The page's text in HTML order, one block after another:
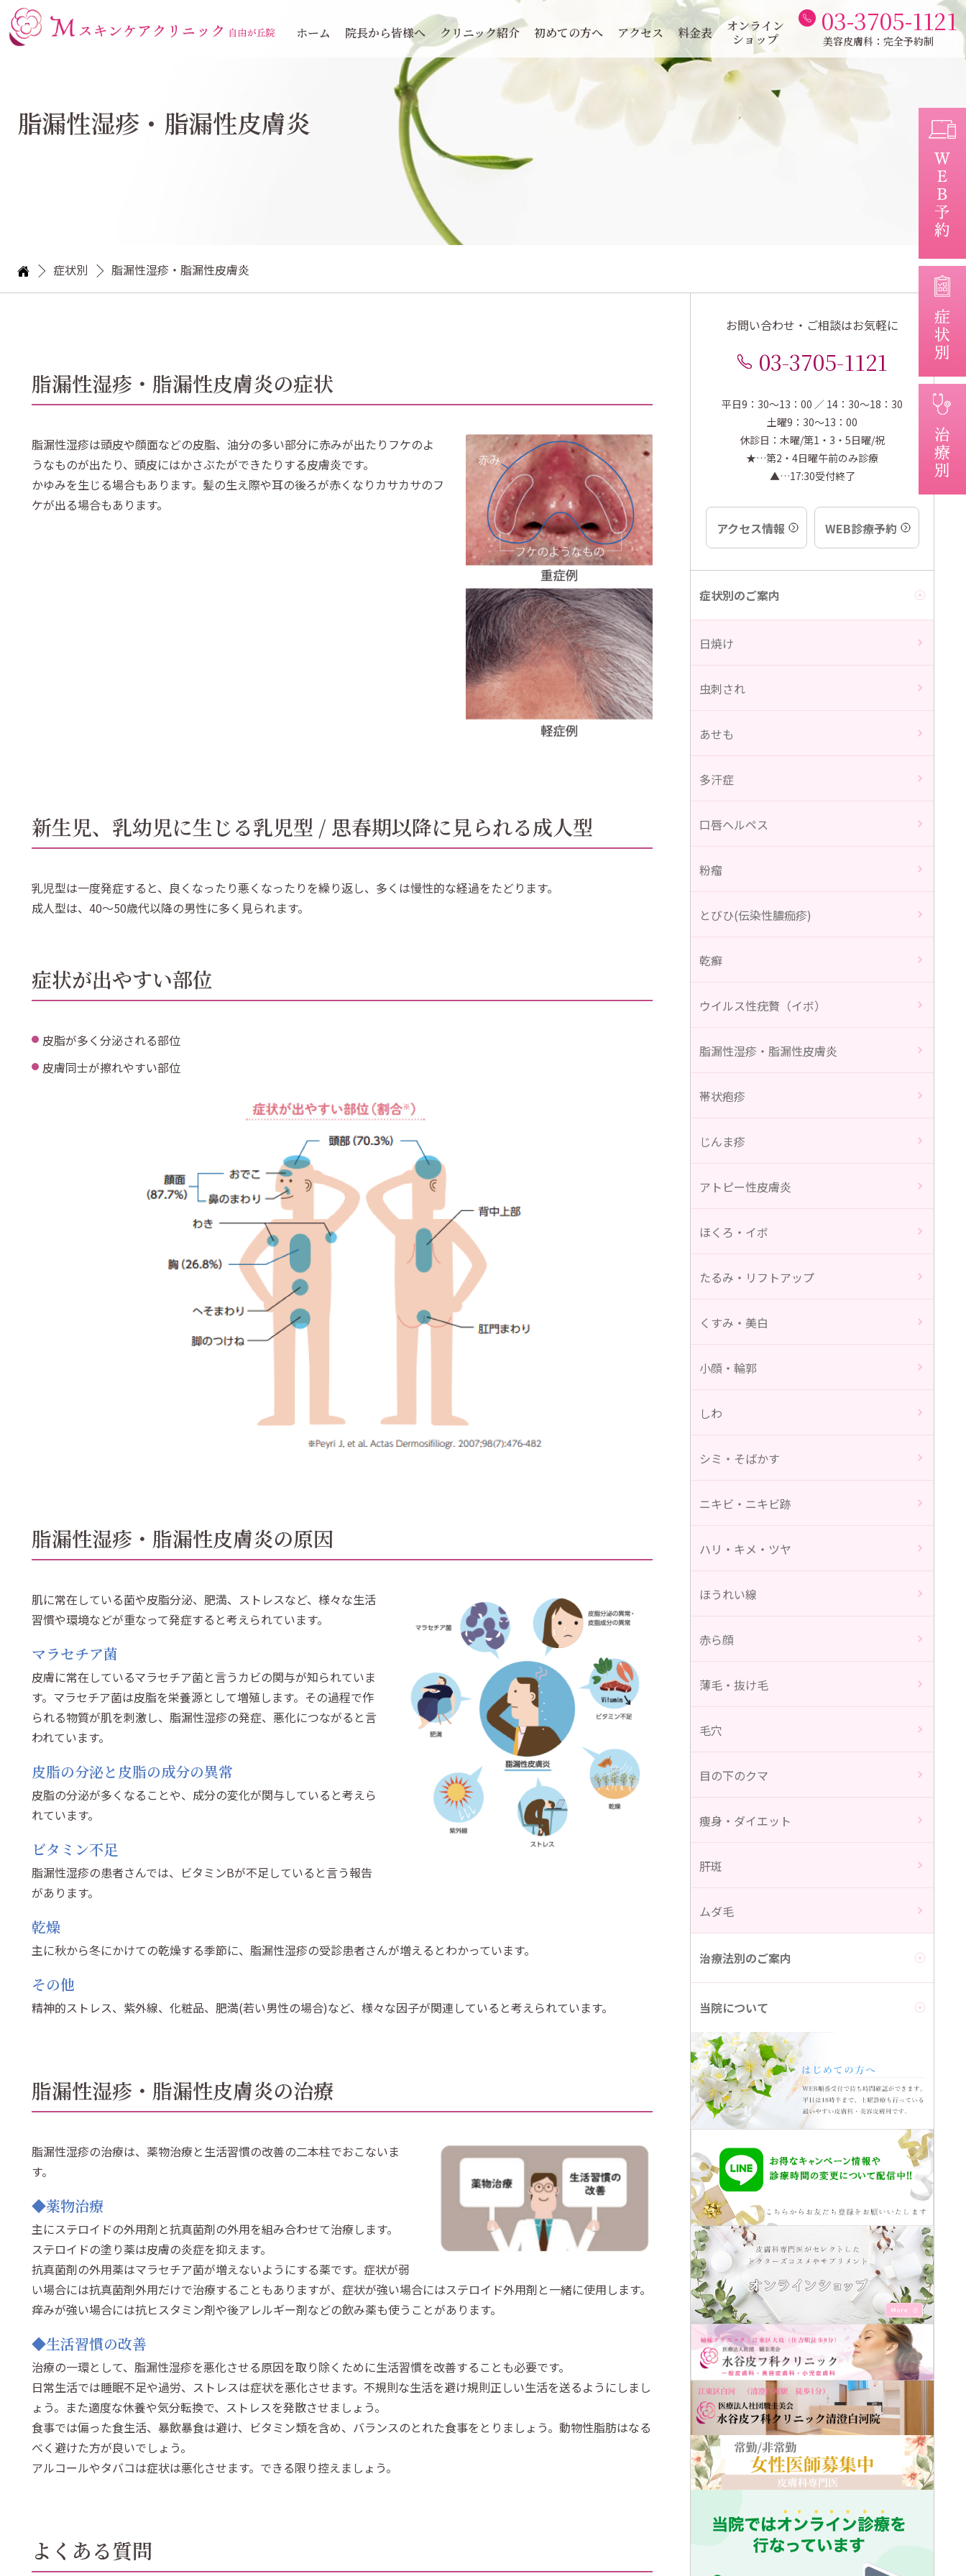
ホーム 院長から皆様へ クリニック紹介 初めての方へ アクセス 料金表
オンライン
ショップ
03-3705-1121
美容皮膚科：完全予約制
脂漏性湿疹・脂漏性皮膚炎
症状別 脂漏性湿疹・脂漏性皮膚炎
脂漏性湿疹・脂漏性皮膚炎の症状
脂漏性湿疹は頭皮や顔面などの皮脂、油分の多い部分に赤みが出たりフケのよ
うなものが出たり、頭皮にはかさぶたができたりする皮膚炎です。
かゆみを生じる場合もあります。髪の生え際や耳の後ろが赤くなりカサカサのフ
ケが出る場合もあります。
新生児、乳幼児に生じる乳児型 / 思春期以降に見られる成人型
乳児型は一度発症すると、良くなったり悪くなったりを繰り返し、多くは慢性的な経過をたどります。
成人型は、40〜50歳代以降の男性に多く見られます。
症状が出やすい部位
皮脂が多く分泌される部位
皮膚同士が擦れやすい部位
脂漏性湿疹・脂漏性皮膚炎の原因
肌に常在している菌や皮脂分泌、肥満、ストレスなど、様々な生活
習慣や環境などが重なって発症すると考えられています。
マラセチア菌
皮膚に常在しているマラセチア菌と言うカビの関与が知られていま
す。マラセチア菌は皮脂を栄養源として増殖します。その過程で作
られる物質が肌を刺激し、脂漏性湿疹の発症、悪化につながると言
われています。
皮脂の分泌と皮脂の成分の異常
皮脂の分泌が多くなることや、成分の変化が関与していると考えら
れています。
ビタミン不足
脂漏性湿疹の患者さんでは、ビタミンBが不足していると言う報告
があります。
乾燥
主に秋から冬にかけての乾燥する季節に、脂漏性湿疹の受診患者さんが増えるとわかっています。
その他
精神的ストレス、紫外線、化粧品、肥満(若い男性の場合)など、様々な因子が関連していると考えられています。
脂漏性湿疹・脂漏性皮膚炎の治療
脂漏性湿疹の治療は、薬物治療と生活習慣の改善の二本柱でおこないま
す。
◆薬物治療
主にステロイドの外用剤と抗真菌剤の外用を組み合わせて治療します。
ステロイドの塗り薬は皮膚の炎症を抑えます。
抗真菌剤の外用薬はマラセチア菌が増えないようにする薬です。症状が弱
い場合には抗真菌剤外用だけで治療することもありますが、症状が強い場合にはステロイド外用剤と一緒に使用します。
痒みが強い場合には抗ヒスタミン剤や後アレルギー剤などの飲み薬も使うことがあります。
◆生活習慣の改善
治療の一環として、脂漏性湿疹を悪化させる原因を取り除くために生活習慣を改善することも必要です。
日常生活では睡眠不足や過労、ストレスは症状を悪化させます。不規則な生活を避け規則正しい生活を送るようにしまし
ょう。また適度な休養や気分転換で、ストレスを発散させましょう。
食事では偏った食生活、暴飲暴食は避け、ビタミン類を含め、バランスのとれた食事をとりましょう。動物性脂肪はなる
べく避けた方が良いでしょう。
アルコールやタバコは症状は悪化させます。できる限り控えましょう。
よくある質問
お問い合わせ・ご相談はお気軽に
03-3705-1121
平日9：30～13：00 ／ 14：30～18：30
土曜9：30～13：00
休診日：木曜/第1・3・5日曜/祝
★…第2・4日曜午前のみ診療
▲…17:30受付終了
アクセス情報 WEB診療予約
症状別のご案内
日焼け
虫刺され
あせも
多汗症
口唇ヘルペス
粉瘤
とびひ(伝染性膿痂疹)
乾癬
ウイルス性疣贅（イボ）
脂漏性湿疹・脂漏性皮膚炎
帯状疱疹
じんま疹
アトピー性皮膚炎
ほくろ・イボ
たるみ・リフトアップ
くすみ・美白
小顔・輪郭
しわ
シミ・そばかす
ニキビ・ニキビ跡
ハリ・キメ・ツヤ
ほうれい線
赤ら顔
薄毛・抜け毛
毛穴
目の下のクマ
痩身・ダイエット
肝斑
ムダ毛
治療法別のご案内
当院について